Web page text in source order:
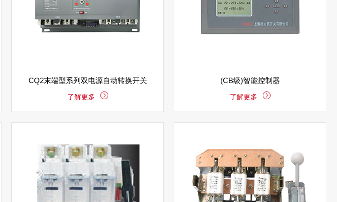
CQ2末端型系列双电源自动转换开关
了解更多
(CB级)智能控制器
了解更多